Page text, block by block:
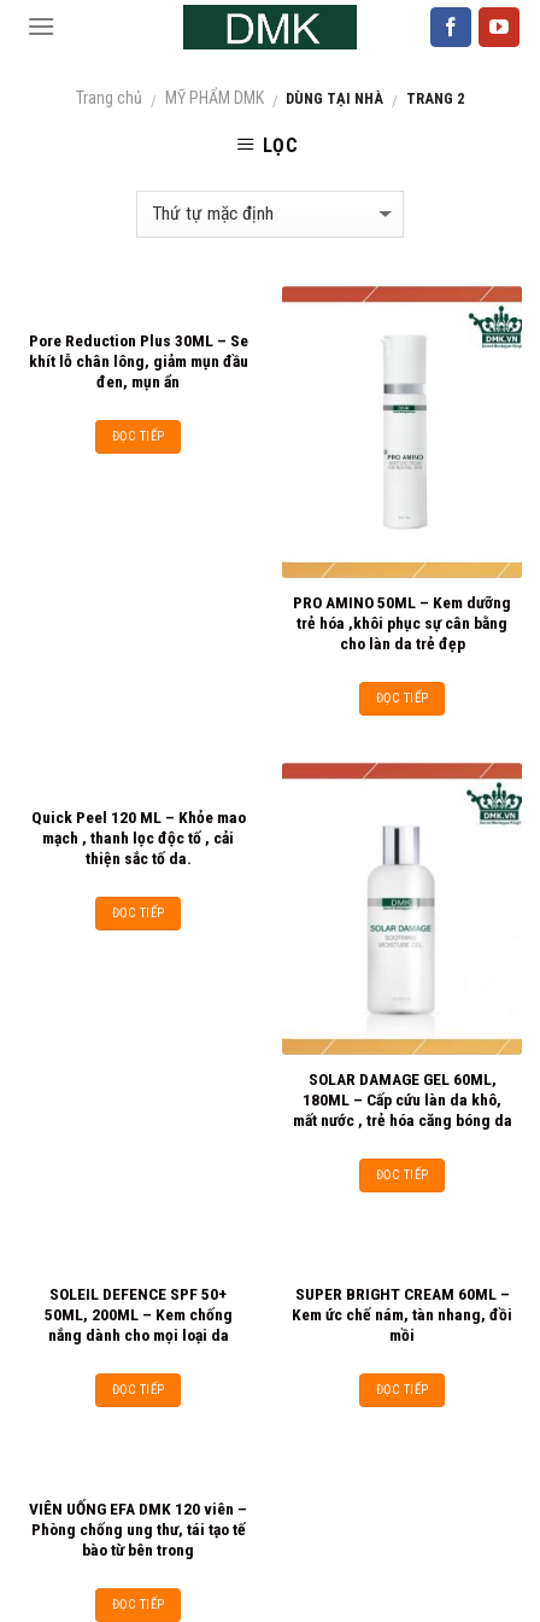
Skip
Trang chủ / MỸ PHẨM DMK / DÙNG TẠI NHÀ / TRANG 2
LỌC
Pore Reduction Plus 30ML – Se
khít lỗ chân lông, giảm mụn đầu
đen, mụn ẩn
ĐỌC TIẾP
PRO AMINO 50ML – Kem dưỡng
trẻ hóa ,khôi phục sự cân bằng
cho làn da trẻ đẹp
ĐỌC TIẾP
Quick Peel 120 ML – Khỏe mao
mạch , thanh lọc độc tố , cải
thiện sắc tố da.
ĐỌC TIẾP
SOLAR DAMAGE GEL 60ML,
180ML – Cấp cứu làn da khô,
mất nước , trẻ hóa căng bóng da
ĐỌC TIẾP
SOLEIL DEFENCE SPF 50+
50ML, 200ML – Kem chống
nắng dành cho mọi loại da
ĐỌC TIẾP
SUPER BRIGHT CREAM 60ML –
Kem ức chế nám, tàn nhang, đồi
mồi
ĐỌC TIẾP
VIÊN UỐNG EFA DMK 120 viên –
Phòng chống ung thư, tái tạo tế
bào từ bên trong
ĐỌC TIẾP